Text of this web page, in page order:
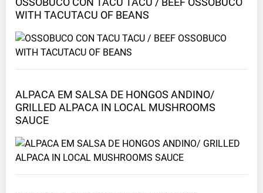
WITH TACUTACU OF BEANS
ALPACA EM SALSA DE HONGOS ANDINO/
GRILLED ALPACA IN LOCAL MUSHROOMS
SAUCE